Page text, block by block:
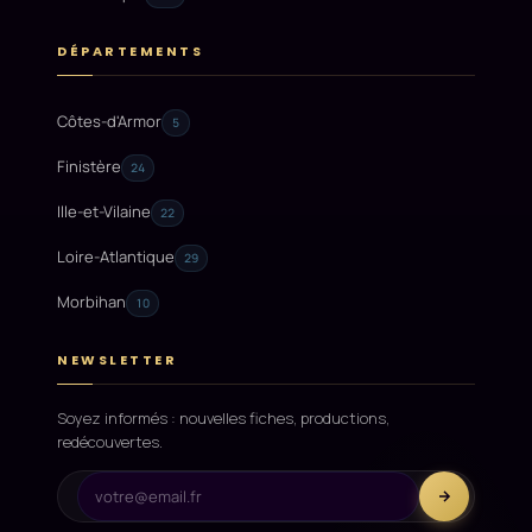
DÉPARTEMENTS
Côtes-d'Armor 5
Finistère 24
Ille-et-Vilaine 22
Loire-Atlantique 29
Morbihan 10
NEWSLETTER
Soyez informés : nouvelles fiches, productions,
redécouvertes.